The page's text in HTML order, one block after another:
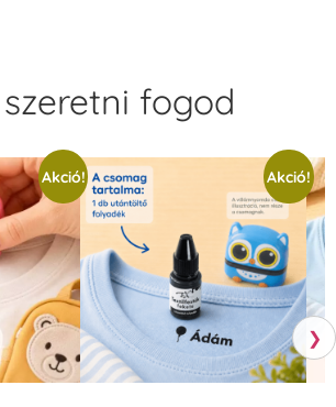
fogod
Akció! Akció!
❯